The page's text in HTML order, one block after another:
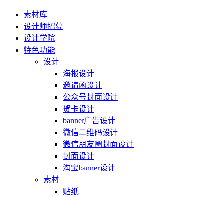
素材库
设计师招募
设计学院
特色功能
设计
海报设计
邀请函设计
公众号封面设计
贺卡设计
banner广告设计
微信二维码设计
微信朋友圈封面设计
封面设计
淘宝banner设计
素材
贴纸